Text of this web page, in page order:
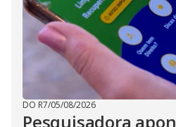
DO R7/05/08/2026
Pesquisadora